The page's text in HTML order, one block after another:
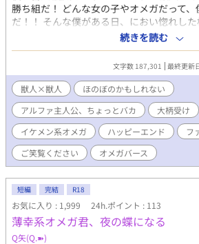
勝ち組だ！ どんな女の子やオメガだって
だ！！ そんな僕がある日、におい惚れし
は獣人DKカップルのゆるラブオメガバー
盤まで本格的なえちちシーンは出てきませ
私立 岩清水男子高等学校1年 Sクラス 獣種
160/50→？？ ★さりげなく自己評価が高
希 （ハイスペチートΩ） 私立 岩清水男子高
種 グリズリー（ハイイログマ） 189/72
育てたい俺のアルファ。 ★前提 ＊純人類と
が混雑する世界。 ＊そのうえでオメガバー
う性別に別れています。 ※オメガバース独
ローでゆっくり成長していくレッサー吉田
本ゆるく、時にはヤキモキしながら見守っ
す。 ※11/30、本編完結。 多くの皆様にご
ません。最後まで楽しく書けましたのは皆
瑞希を愛して下さって本当にありがとうご
業後の2人の生活を描いた短いお話を書き
本当にありがとうございました(*^^*)
続きを読む
文字数 187,301 最終更新
獣人×獣人
ほのぼのかもしれない
アルファ主人公、ちょっとバカ
大柄受け
イケメン系オメガ
ハッピーエンド
フ
ご笑覧ください
オメガバース
短編 完結 R18
お気に入り : 1,999 24h.ポイント : 113
薄幸系オメガ君、夜の蝶になる
Q矢(Q.➽)